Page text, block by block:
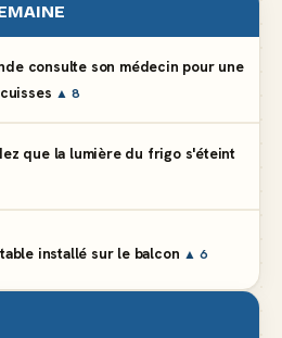
consulte son médecin pour une
▲ 8
que la lumière du frigo s'éteint
installé sur le balcon ▲ 6
alors que vous n'avez pris